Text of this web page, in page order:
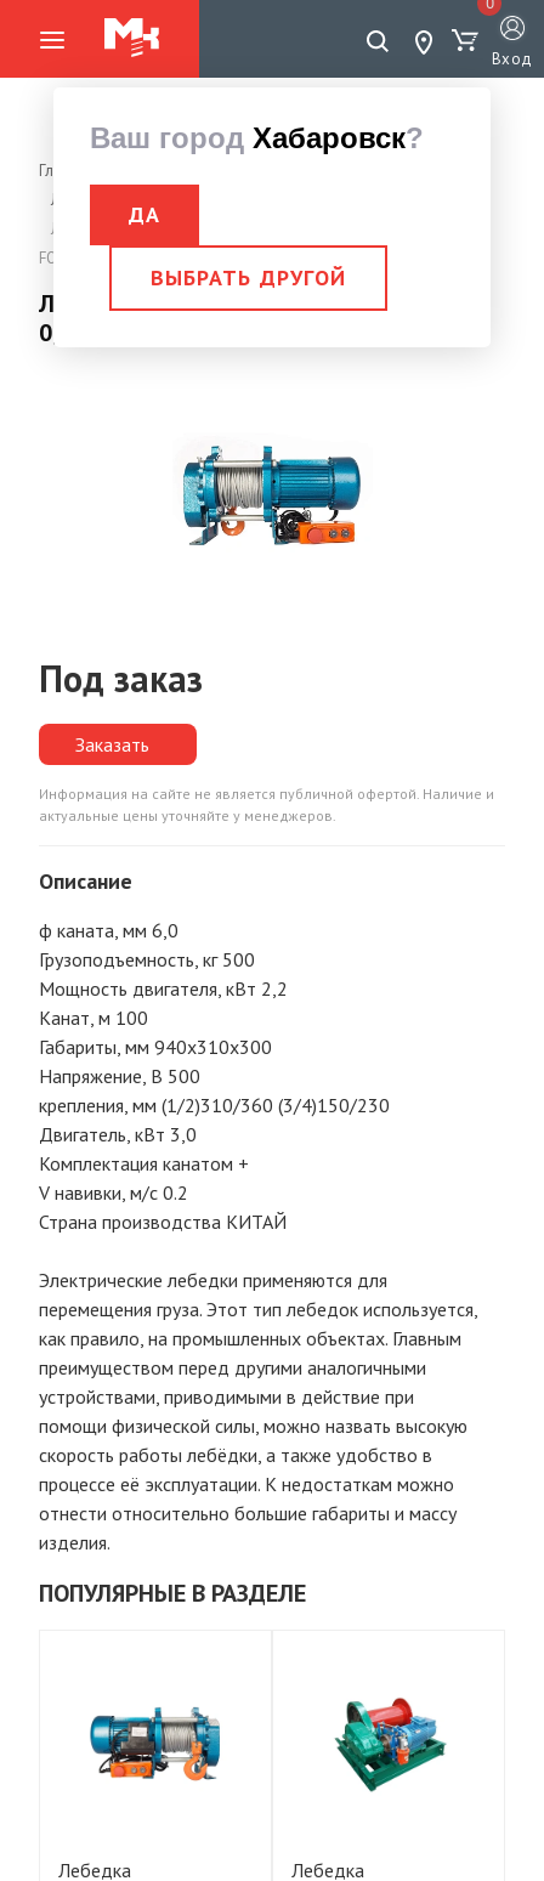
Ваш город Хабаровск?
ДА
ВЫБРАТЬ ДРУГОЙ
Вход
Главная страница
Лебедки, Тали
Лебедка электрическая CD- 500-А 220V 0,5 тн с канатом 100 м
FORCE LIFTING
Лебедка электрическая CD- 500-А 220V
0,5 тн с канатом 100 м FORCE LIFTING
Под заказ
Заказать
Информация на сайте не является публичной офертой. Наличие и
актуальные цены уточняйте у менеджеров.
Описание
ф каната, мм 6,0
Грузоподъемность, кг 500
Мощность двигателя, кВт 2,2
Канат, м 100
Габариты, мм 940х310х300
Напряжение, В 500
крепления, мм (1/2)310/360 (3/4)150/230
Двигатель, кВт 3,0
Комплектация канатом +
V навивки, м/с 0.2
Страна производства КИТАЙ
Электрические лебедки применяются для
перемещения груза. Этот тип лебедок используется,
как правило, на промышленных объектах. Главным
преимуществом перед другими аналогичными
устройствами, приводимыми в действие при
помощи физической силы, можно назвать высокую
скорость работы лебёдки, а также удобство в
процессе её эксплуатации. К недостаткам можно
отнести относительно большие габариты и массу
изделия.
ПОПУЛЯРНЫЕ В РАЗДЕЛЕ
Лебедка
Лебедка